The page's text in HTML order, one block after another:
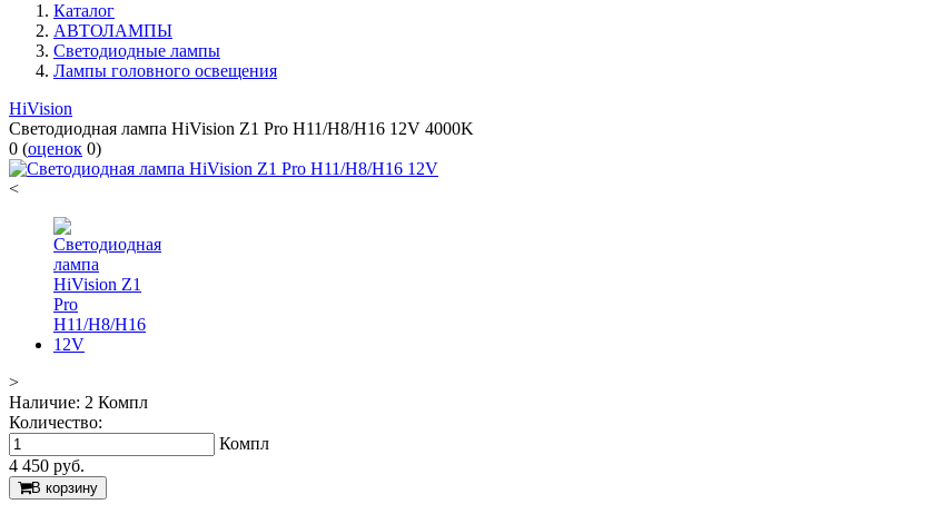
Каталог
АВТОЛАМПЫ
Светодиодные лампы
Лампы головного освещения
HiVision
Светодиодная лампа HiVision Z1 Pro H11/H8/H16 12V 4000K
0 (оценок 0)
<
>
Наличие: 2 Компл
Количество:
Компл
4 450 руб.
В корзину